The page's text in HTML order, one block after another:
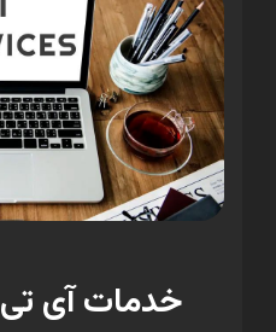
خدمات آی تی it Services